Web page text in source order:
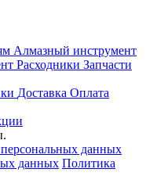
Алмазный инструмент
Расходники Запчасти
Доставка Оплата
данных
данных Политика